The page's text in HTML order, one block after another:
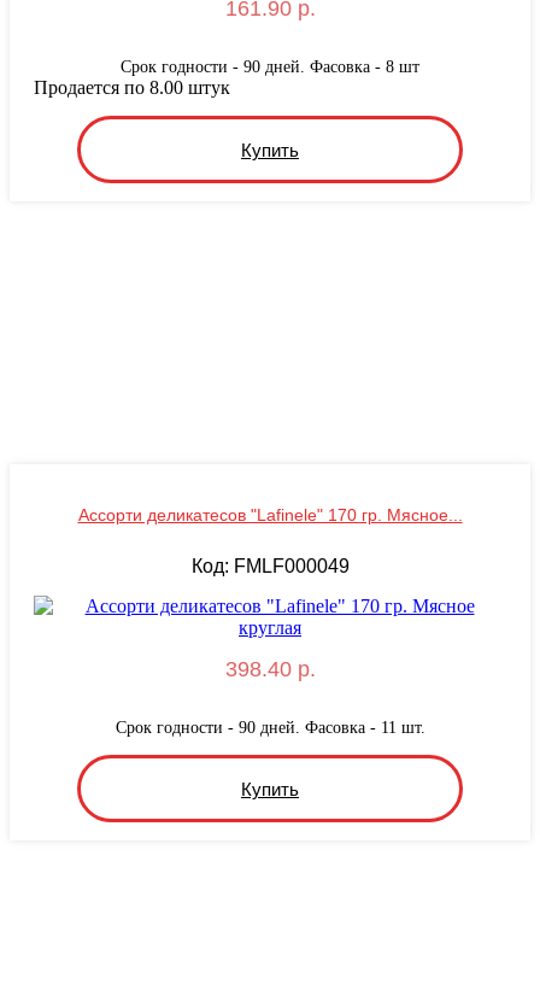
161.90 р.
Срок годности - 90 дней. Фасовка - 8 шт
Купить
Продается по 8.00 штук
Ассорти деликатесов "Lafinele" 170 гр. Мясное...
Код: FMLF000049
398.40 р.
Срок годности - 90 дней. Фасовка - 11 шт.
Купить